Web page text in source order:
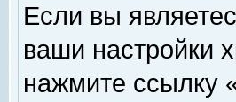
Если вы
ваши настройки
нажмите ссылку